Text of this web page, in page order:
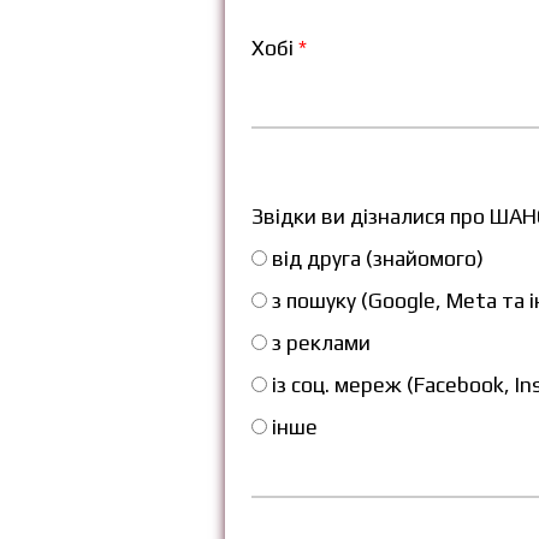
Хобі*
Звідки ви дізналися про
від друга (знайомого)
з пошуку (Google, Meta та
з реклами
із соц. мереж (Facebook,
інше